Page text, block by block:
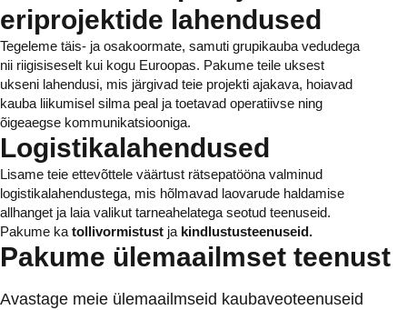
eriprojektide lahendused
Tegeleme täis- ja osakoormate, samuti grupikauba vedudega
nii riigisiseselt kui kogu Euroopas. Pakume teile uksest
ukseni lahendusi, mis järgivad teie projekti ajakava, hoiavad
kauba liikumisel silma peal ja toetavad operatiivse ning
õigeaegse kommunikatsiooniga.
Logistikalahendused
Lisame teie ettevõttele väärtust rätsepatööna valminud
logistikalahendustega, mis hõlmavad laovarude haldamise
allhanget ja laia valikut tarneahelatega seotud teenuseid.
Pakume ka tollivormistust ja kindlustusteenuseid.
Pakume ülemaailmset teenust
Avastage meie ülemaailmseid kaubaveoteenuseid